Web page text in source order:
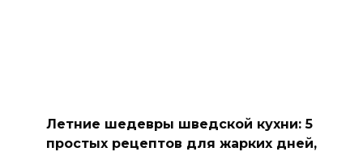
Летние шедевры шведской кухни: 5
простых рецептов для жарких дней,